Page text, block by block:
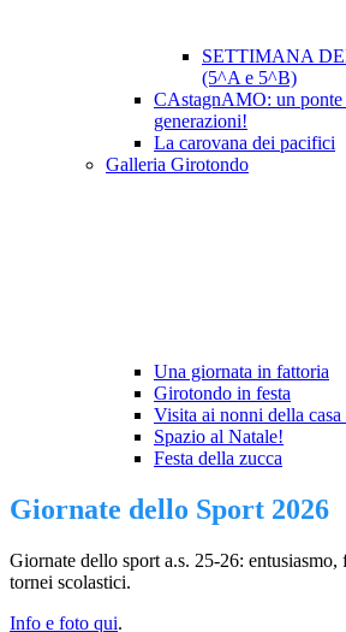
SETTIMANA
(5^A e 5^B)
CAstagnAMO: un ponte
generazioni!
La carovana dei pacifici
Galleria Girotondo
Una giornata in fattoria
Girotondo in festa
Visita ai nonni della
Spazio al Natale!
Festa della zucca
Giornate dello Sport 2026
Giornate dello sport a.s. 25-26:
tornei scolastici.
Info e foto qui.